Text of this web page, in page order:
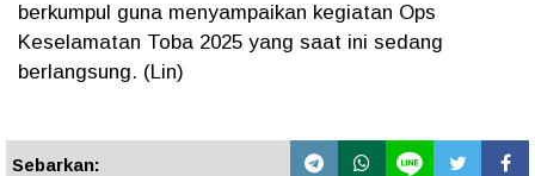
berkumpul guna menyampaikan kegiatan Ops
Keselamatan Toba 2025 yang saat ini sedang
berlangsung. (Lin)
Sebarkan: